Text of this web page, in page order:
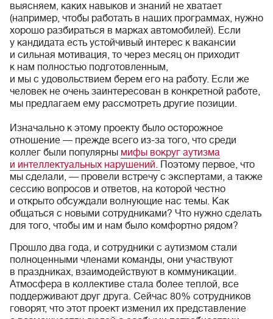
выясняем, каких навыков и знаний не хватает
(например, чтобы работать в наших программах, нужно
хорошо разбираться в марках автомобилей). Если
у кандидата есть устойчивый интерес к вакансии
и сильная мотивация, то через месяц он приходит
к нам полностью подготовленным,
и мы с удовольствием берем его на работу. Если же
человек не очень заинтересован в конкретной работе,
мы предлагаем ему рассмотреть другие позиции.
Изначально к этому проекту было осторожное
отношение — прежде всего из-за того, что среди
коллег были популярны мифы вокруг аутизма
и интеллектуальных нарушений. Поэтому первое, что
мы сделали, — провели встречу с экспертами, а также
сессию вопросов и ответов, на которой честно
и открыто обсуждали волнующие нас темы. Как
общаться с новыми сотрудниками? Что нужно сделать
для того, чтобы им и нам было комфортно рядом?
Прошло два года, и сотрудники с аутизмом стали
полноценными членами команды, они участвуют
в праздниках, взаимодействуют в коммуникации.
Атмосфера в коллективе стала более теплой, все
поддерживают друг друга. Сейчас 80% сотрудников
говорят, что этот проект изменил их представление